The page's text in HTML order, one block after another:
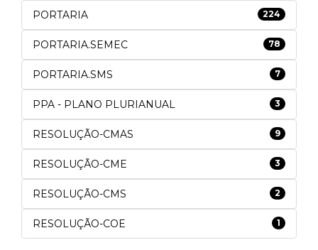
PORTARIA 224
PORTARIA.SEMEC 78
PORTARIA.SMS 7
PPA - PLANO PLURIANUAL 3
RESOLUÇÃO-CMAS 9
RESOLUÇÃO-CME 3
RESOLUÇÃO-CMS 2
RESOLUÇÃO-COE 1